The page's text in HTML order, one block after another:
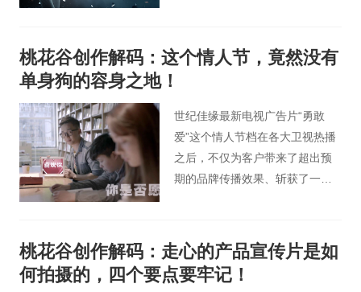
销的标杆案例。由中国最专业的
影视广告制片公司之一，桃花谷
缘最新电视广告片“懂你”篇 获得
了现场评委的一致好评，并在此
次颁奖典礼上荣获“最具口碑传播
力”大奖。
桃花谷创作解码：这个情人节，竟然没有
单身狗的容身之地！
世纪佳缘最新电视广告片“勇敢
爱”这个情人节档在各大卫视热播
之后，不仅为客户带来了超出预
期的品牌传播效果、斩获了一枚
完视频，网友评论：现在连广告
也这么虐单身狗，这个情人节，
还有单身狗的容身之地吗？
桃花谷创作解码：走心的产品宣传片是如
何拍摄的，四个要点要牢记！